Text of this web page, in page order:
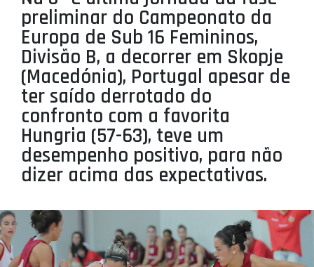
MINIBASQUETE
ÁREA TÉCNICA
PROJETOS
LIGA BETCLIC MASCULINA
LIGA BETCLIC FEMININA
preliminar do Campeonato da
Europa de Sub 16 Femininos,
Divisão B, a decorrer em Skopje
(Macedónia), Portugal apesar de
ter saído derrotado do
confronto com a favorita
Hungria (57-63), teve um
desempenho positivo, para não
dizer acima das expectativas.